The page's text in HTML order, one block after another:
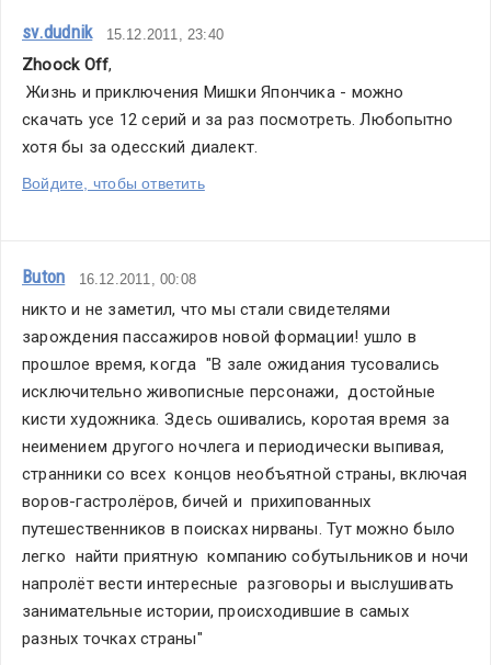
мы успеем
к Евро-2012.
всему
–
комментарий.
То,
что
будет,
может
быть
по-
всякому,
но
то,
что
есть,
можно
увидеть
sv.dudnik 15.12.2011, 23:40
Zhoock Off,
Жизнь и приключения Мишки Япончика - можно
скачать усе 12 серий и за раз посмотреть. Любопытно
хотя бы за одесский диалект.
Войдите, чтобы ответить
Buton 16.12.2011, 00:08
никто и не заметил, что мы стали свидетелями
зарождения пассажиров новой формации! ушло в
прошлое время, когда  "В зале ожидания тусовались
исключительно живописные персонажи,  достойные
кисти художника. Здесь ошивались, коротая время за
неимением другого ночлега и периодически выпивая,
странники со всех  концов необъятной страны, включая
воров-гастролёров, бичей и  прихипованных
путешественников в поисках нирваны. Тут можно было
легко  найти приятную  компанию собутыльников и ночи
напролёт вести интересные  разговоры и выслушивать
занимательные истории, происходившие в самых
разных точках страны"